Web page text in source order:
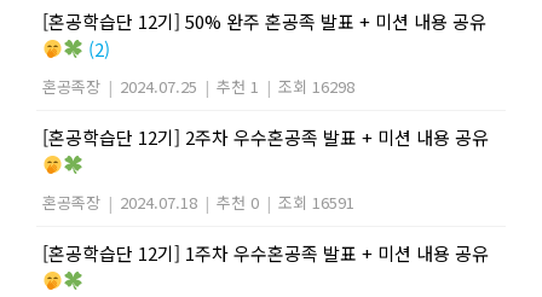
[혼공학습단 12기] 50% 완주 혼공족 발표 + 미션 내용 공유
(2)
혼공족장 | 2024.07.25 | 추천 1 | 조회 16298
[혼공학습단 12기] 2주차 우수혼공족 발표 + 미션 내용 공유
혼공족장 | 2024.07.18 | 추천 0 | 조회 16591
[혼공학습단 12기] 1주차 우수혼공족 발표 + 미션 내용 공유